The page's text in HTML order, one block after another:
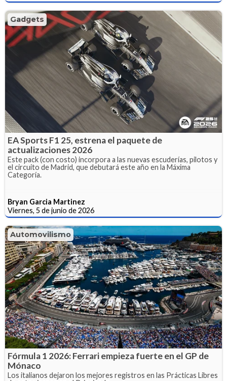
Gadgets
EA Sports F1 25, estrena el paquete de
actualizaciones 2026
Este pack (con costo) incorpora a las nuevas escuderías, pilotos y
el circuito de Madrid, que debutará este año en la Máxima
Categoría.
Bryan Garcia Martinez
Viernes, 5 de junio de 2026
Automovilismo
Fórmula 1 2026: Ferrari empieza fuerte en el GP de
Mónaco
Los italianos dejaron los mejores registros en las Prácticas Libres